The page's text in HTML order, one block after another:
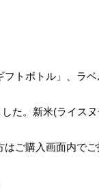
トボトル」、ラ
た。新米(ライス
ご購入画面内でご